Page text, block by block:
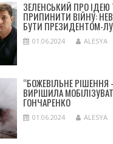
ЗЕЛЕНСЬКИЙ ПРО ІДЕЮ
ПРИПИНИТИ ВІЙНУ:
БУТИ ПРЕЗИДЕНТОМ-
01.06.2024 ALESYA
“БОЖЕВІЛЬНЕ
ВИРІШИЛА
ГОНЧАРЕНКО
01.06.2024 ALESYA